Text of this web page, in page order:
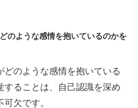
のような感情を抱いているのかを
どのような感情を抱いている
することは、自己認識を深め
欠です。